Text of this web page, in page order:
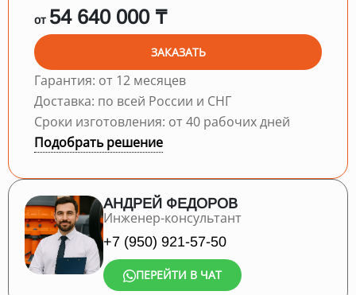
от 54 640 000 ₸
ЗАКАЗАТЬ
Гарантия: от 12 месяцев
Доставка: по всей России и СНГ
Сроки изготовления: от 40 рабочих дней
Подобрать решение
АНДРЕЙ ФЕДОРОВ
Инженер-консультант
+7 (950) 921-57-50
ПЕРЕЙТИ В ЧАТ